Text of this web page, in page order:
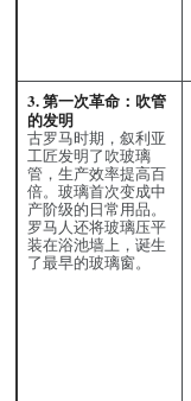
3. 第一次革命：吹管
的发明
古罗马时期，叙利亚
工匠发明了吹玻璃
管，生产效率提高百
倍。玻璃首次变成中
产阶级的日常用品。
罗马人还将玻璃压平
装在浴池墙上，诞生
了最早的玻璃窗。